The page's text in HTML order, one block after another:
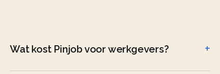
Wat kost Pinjob voor werkgevers?